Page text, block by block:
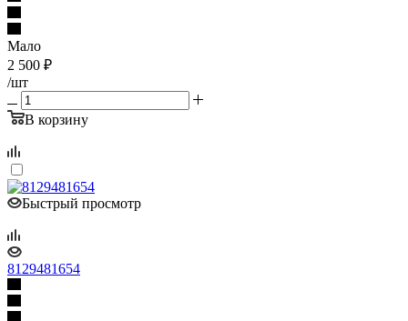
Мало
2 500 ₽
/шт
В корзину
Быстрый просмотр
8129481654